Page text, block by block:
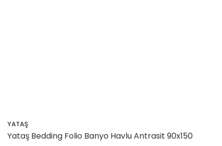
YATAŞ
Yataş Bedding Folio Banyo Havlu Antrasit 90x150